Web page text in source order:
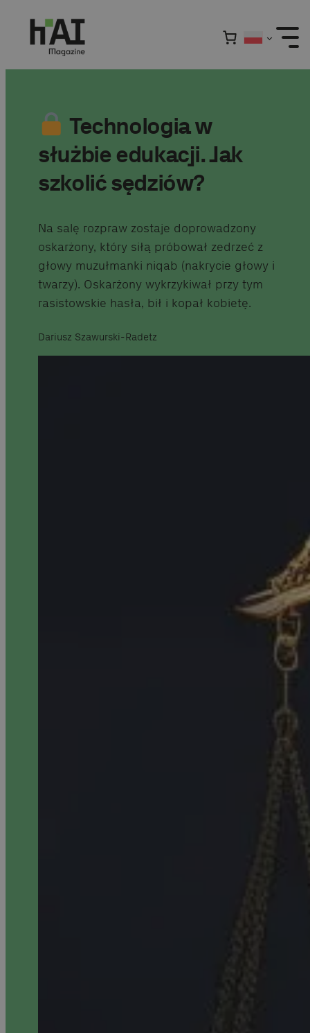
treści
Technologia w
służbie edukacji. Jak
szkolić sędziów?
Na salę rozpraw zostaje doprowadzony
oskarżony, który siłą próbował zedrzeć z
głowy muzułmanki niqab (nakrycie głowy i
twarzy). Oskarżony wykrzykiwał przy tym
rasistowskie hasła, bił i kopał kobietę.
Dariusz Szawurski-Radetz